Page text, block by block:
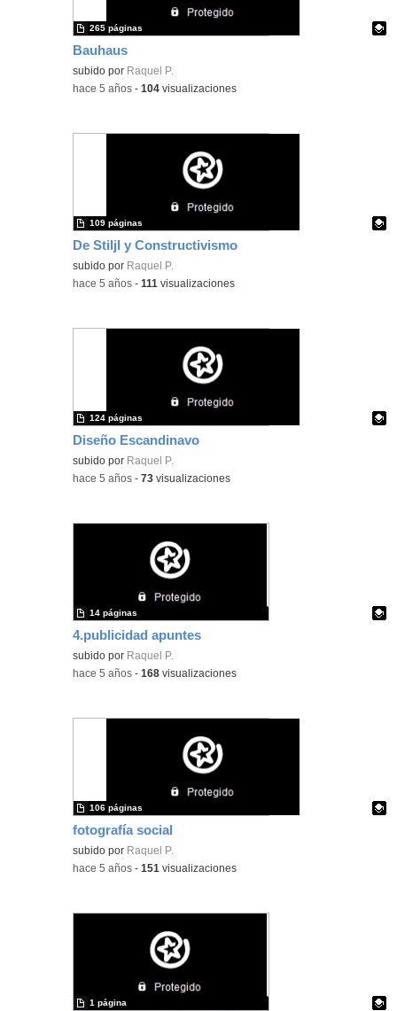
Bauhaus
Contenido educativo.
subido por Raquel P.
265 páginas
-hace 5 años -104 visualizaciones
De Stiljl y Constructivismo
Contenido educativo.
subido por Raquel P.
109 páginas
-hace 5 años -111 visualizaciones
Diseño Escandinavo
Contenido educativo.
subido por Raquel P.
124 páginas
-hace 5 años -73 visualizaciones
4.publicidad apuntes
Contenido educativo.
subido por Raquel P.
14 páginas
-hace 5 años -168 visualizaciones
fotografía social
Contenido educativo.
subido por Raquel P.
106 páginas
-hace 5 años -151 visualizaciones
1 página